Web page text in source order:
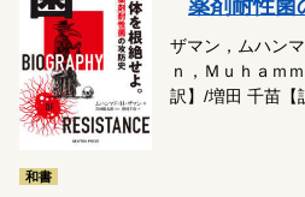
和書
薬剤耐性菌
ザマン，ムハン
ｎ，Ｍｕｈａｍ
訳】/増田 千苗【